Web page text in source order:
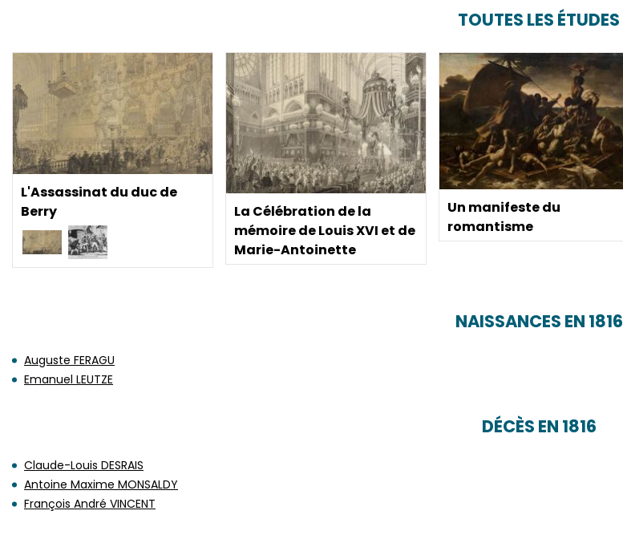
TOUTES LES ÉTUDES
L'Assassinat du duc de
Berry
La Célébration de la
mémoire de Louis XVI et de
Marie-Antoinette
Un manifeste du
romantisme
NAISSANCES EN 1816
Auguste FERAGU
Emanuel LEUTZE
DÉCÈS EN 1816
Claude-Louis DESRAIS
Antoine Maxime MONSALDY
François André VINCENT